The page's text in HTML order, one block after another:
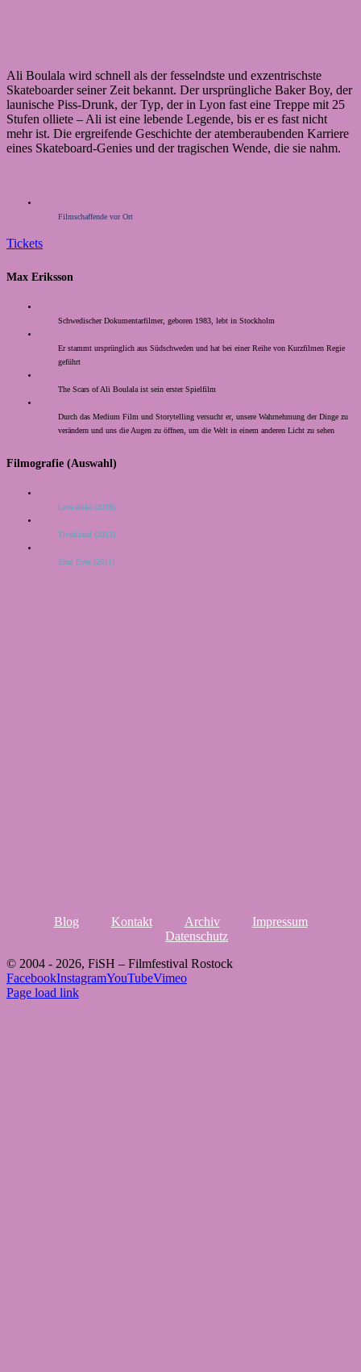
Ali Boulala wird schnell als der fesselndste und exzentrischste
Skateboarder seiner Zeit bekannt. Der ursprüngliche Baker Boy, der
launische Piss-Drunk, der Typ, der in Lyon fast eine Treppe mit 25
Stufen olliete – Ali ist eine lebende Legende, bis er es fast nicht
mehr ist. Die ergreifende Geschichte der atemberaubenden Karriere
eines Skateboard-Genies und der tragischen Wende, die sie nahm.
Filmschaffende vor Ort
Tickets
Max Eriksson
Schwedischer Dokumentarfilmer, geboren 1983, lebt in Stockholm
Er stammt ursprünglich aus Südschweden und hat bei einer Reihe von Kurzfilmen Regie
geführt
The Scars of Ali Boulala ist sein erster Spielfilm
Durch das Medium Film und Storytelling versucht er, unsere Wahrnehmung der Dinge zu
verändern und uns die Augen zu öffnen, um die Welt in einem anderen Licht zu sehen
Filmografie (Auswahl)
Leva älska (2018)
Tivoliland (2013)
Shut Eyes (2011)
Blog Kontakt Archiv
Impressum
Datenschutz
© 2004 - 2026, FiSH – Filmfestival Rostock
FacebookInstagramYouTubeVimeo
Page load link